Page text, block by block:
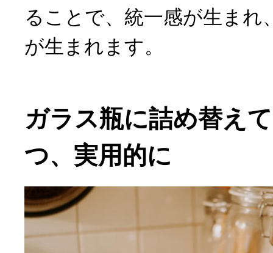
ることで、統一感が生まれ
が生まれます。
ガラス瓶に詰め替え
つ、実用的に